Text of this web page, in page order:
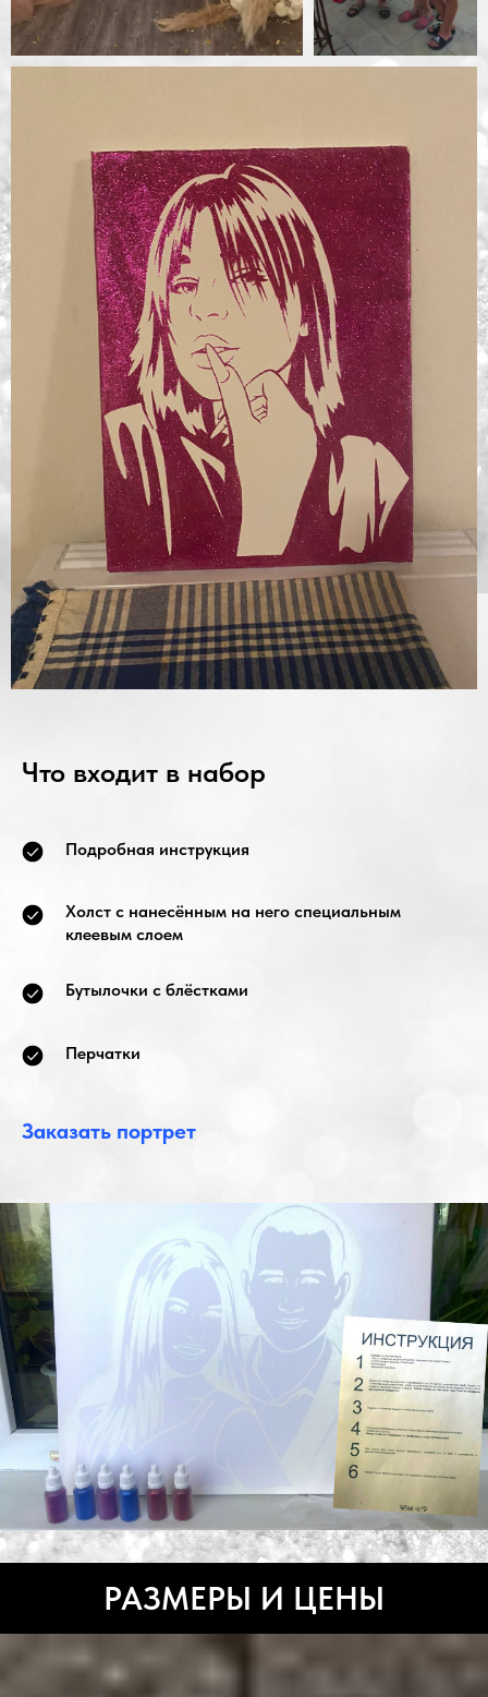
Что входит в набор
Подробная инструкция
Холст с нанесённым на него специальным
клеевым слоем
Бутылочки с блёстками
Перчатки
Заказать портрет
РАЗМЕРЫ И ЦЕНЫ